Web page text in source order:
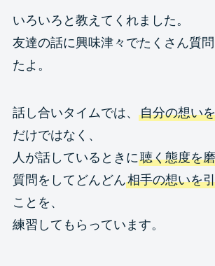
いろいろと教えてくれました。
友達の話に興味津々でたくさん質
たよ。
話し合いタイムでは、 自分の想い
だけではなく、
人が話しているときに聴く態度を
質問をしてどんどん相手の想いを
ことを、
練習してもらっています。